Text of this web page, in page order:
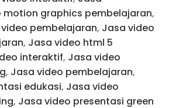
graphics pembelajaran,
pembelajaran, Jasa video
, Jasa video html 5
interaktif, Jasa video
, Jasa video pembelajaran,
edukasi, Jasa video
, Jasa video presentasi green